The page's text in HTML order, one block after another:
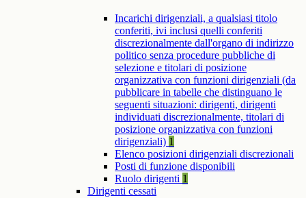
Incarichi dirigenziali, a qualsiasi titolo
conferiti, ivi inclusi quelli conferiti
discrezionalmente dall'organo di indirizzo
politico senza procedure pubbliche di
selezione e titolari di posizione
organizzativa con funzioni dirigenziali (da
pubblicare in tabelle che distinguano le
seguenti situazioni: dirigenti, dirigenti
individuati discrezionalmente, titolari di
posizione organizzativa con funzioni
dirigenziali) 1
Elenco posizioni dirigenziali discrezionali
Posti di funzione disponibili
Ruolo dirigenti 1
Dirigenti cessati